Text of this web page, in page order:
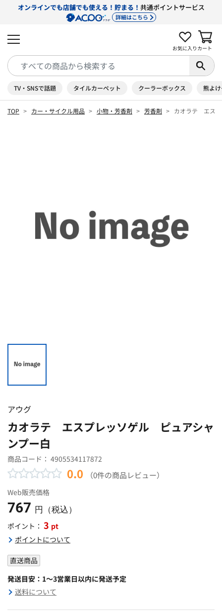
オンラインでも店舗でも使える！貯まる！ 共通ポイントサービス
詳細はこちら
お気に入り カート
TV・SNSで話題 タイルカーペット クーラーボックス 熊よ
TOP カー・サイクル用品 小物・芳香剤 芳香剤 カオラテ エス
アウグ
カオラテ エスプレッソゲル ピュアシャ
ンプー白
商品コード： 4905534117872
0.0 （0件の商品レビュー）
Web販売価格
767 円（税込）
ポイント： 3 pt
ポイントについて
直送商品
発送目安：1～3営業日以内に発送予定
送料について